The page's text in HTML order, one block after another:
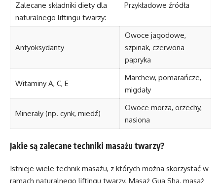
Zalecane składniki diety dla
naturalnego liftingu twarzy:
Przykładowe źródła
Antyoksydanty
Owoce jagodowe,
szpinak, czerwona
papryka
Witaminy A, C, E
Marchew, pomarańcze,
migdały
Minerały (np. cynk, miedź)
Owoce morza, orzechy,
nasiona
Jakie są zalecane techniki masażu twarzy?
Istnieje wiele technik masażu, z których można skorzystać w
ramach naturalnego liftingu twarzy. Masaż Gua Sha, masaż